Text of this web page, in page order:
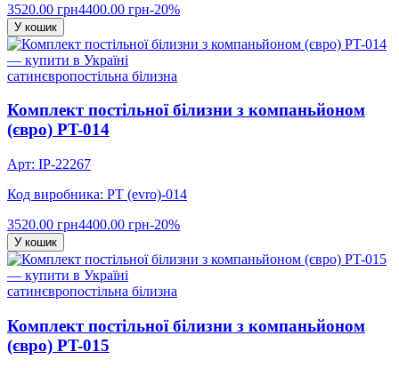
3520.00 грн4400.00 грн-20%
У кошик
сатинєвропостільна білизна
Комплект постільної білизни з компаньйоном
(євро) PT-014
Арт: IP-22267
Код виробника: PT (evro)-014
3520.00 грн4400.00 грн-20%
У кошик
сатинєвропостільна білизна
Комплект постільної білизни з компаньйоном
(євро) PT-015